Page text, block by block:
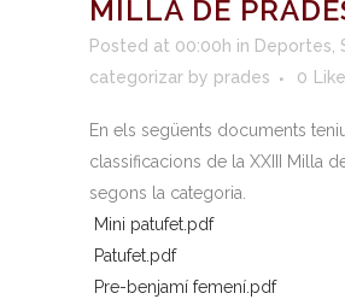
MILLA DE
Posted at 00:00h in Deportes
categorizar by prades 0
En els següents documents
classificacions de la XXIII Milla
segons la categoria.
Mini patufet.pdf
Patufet.pdf
Pre-benjamí femení.pdf